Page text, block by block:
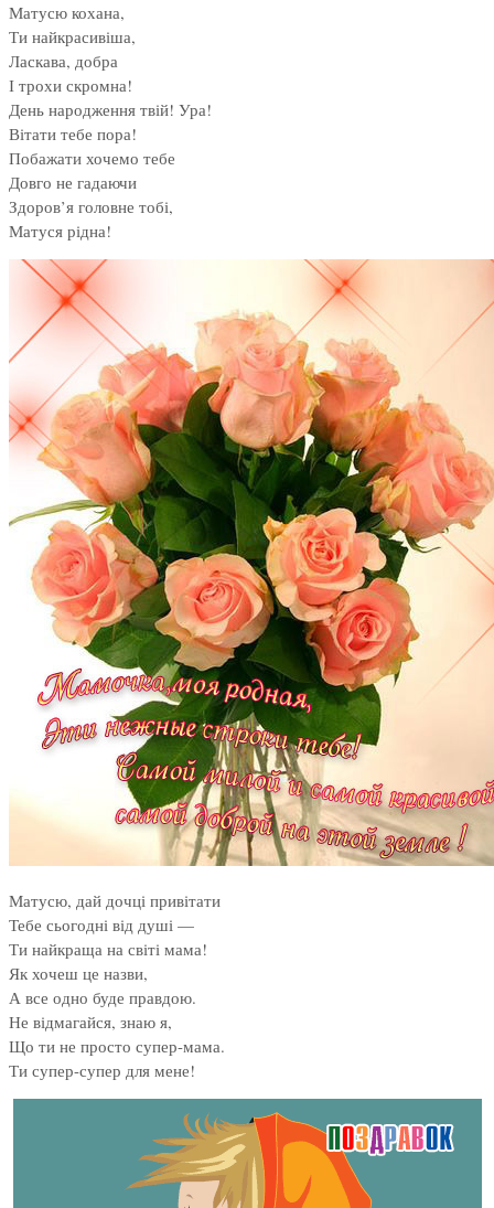
Матусю кохана,
Ти найкрасивіша,
Ласкава, добра
І трохи скромна!
День народження твій! Ура!
Вітати тебе пора!
Побажати хочемо тебе
Довго не гадаючи
Здоров’я головне тобі,
Матуся рідна!
Матусю, дай дочці привітати
Тебе сьогодні від душі —
Ти найкраща на світі мама!
Як хочеш це назви,
А все одно буде правдою.
Не відмагайся, знаю я,
Що ти не просто супер-мама.
Ти супер-супер для мене!